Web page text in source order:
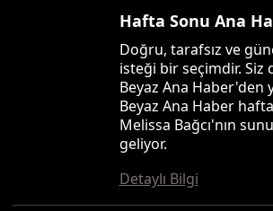
Hafta Sonu Ana
Doğru, tarafsız ve
isteği bir seçimdir. Siz
Beyaz Ana Haber'den
Beyaz Ana Haber
Melissa Bağcı'nın
geliyor.
Detaylı Bilgi